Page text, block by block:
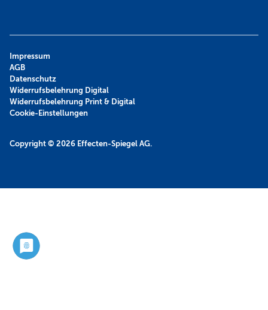
Copyright © 2026 Effecten-Spiegel AG.
Impressum
AGB
Datenschutz
Widerrufsbelehrung Digital
Widerrufsbelehrung Print & Digital
Cookie-Einstellungen